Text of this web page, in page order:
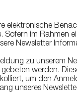
elektronische
Sofern im Rahmen
Newsletter
zu unserem
werden.
um den
unseres